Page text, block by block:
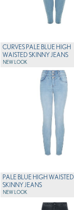
CURVES PALE BLUE HIGH
WAISTED SKINNY JEANS
NEW LOOK
PALE BLUE HIGH WAISTED
SKINNY JEANS
NEW LOOK